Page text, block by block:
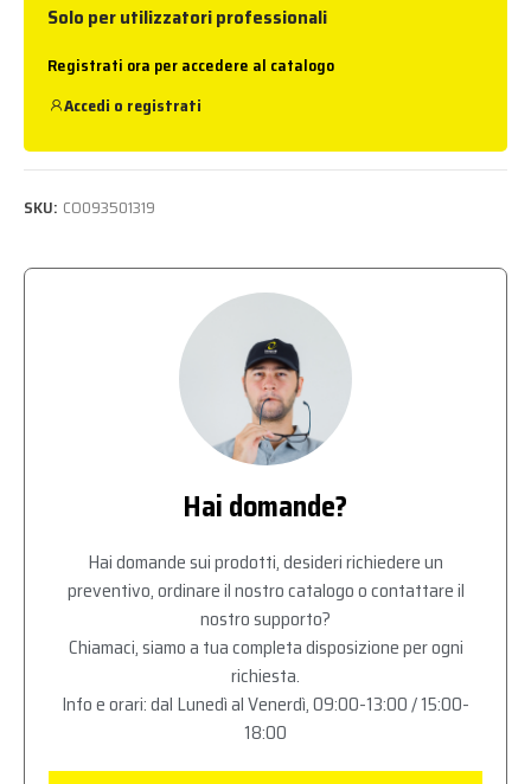
Solo per utilizzatori professionali
Registrati ora per accedere al catalogo
Accedi o registrati
SKU: CO093501319
Hai domande?
Hai domande sui prodotti, desideri richiedere un
preventivo, ordinare il nostro catalogo o contattare il
nostro supporto?
Chiamaci, siamo a tua completa disposizione per ogni
richiesta.
Info e orari: dal Lunedì al Venerdì, 09:00-13:00 / 15:00-
18:00